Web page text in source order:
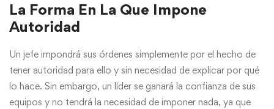
La Forma En La Que Impone
Autoridad
Un jefe impondrá sus órdenes simplemente por el hecho de
tener autoridad para ello y sin necesidad de explicar por qué
lo hace. Sin embargo, un líder se ganará la confianza de sus
equipos y no tendrá la necesidad de imponer nada, ya que